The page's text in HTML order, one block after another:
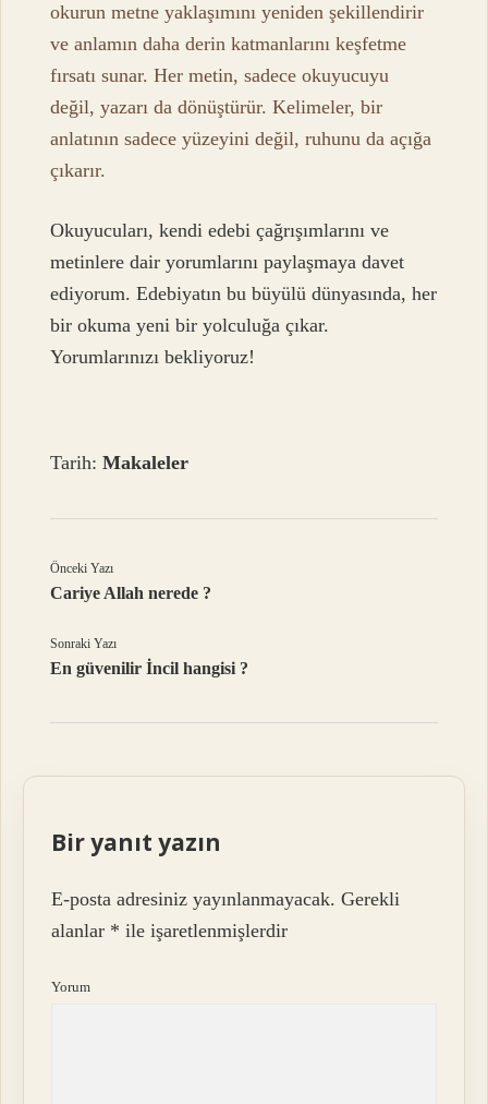
okurun metne yaklaşımını yeniden şekillendirir
ve anlamın daha derin katmanlarını keşfetme
fırsatı sunar. Her metin, sadece okuyucuyu
değil, yazarı da dönüştürür. Kelimeler, bir
anlatının sadece yüzeyini değil, ruhunu da açığa
çıkarır.
Okuyucuları, kendi edebi çağrışımlarını ve
metinlere dair yorumlarını paylaşmaya davet
ediyorum. Edebiyatın bu büyülü dünyasında, her
bir okuma yeni bir yolculuğa çıkar.
Yorumlarınızı bekliyoruz!
Tarih:Makaleler
Önceki Yazı
Cariye Allah nerede ?
Sonraki Yazı
En güvenilir İncil hangisi ?
Bir yanıt yazın
E-posta adresiniz yayınlanmayacak. Gerekli
alanlar * ile işaretlenmişlerdir
Yorum